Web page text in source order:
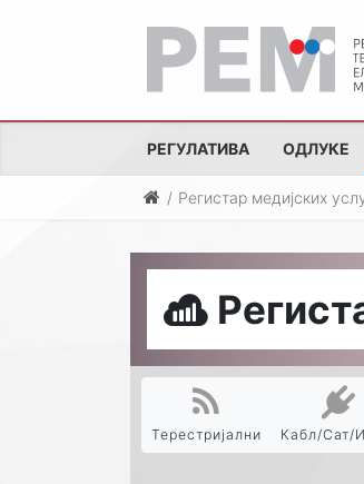
РЕГУЛАТИВА ОДЛУКЕ
Регистар медијских
Терестријални Кабл/Сат/